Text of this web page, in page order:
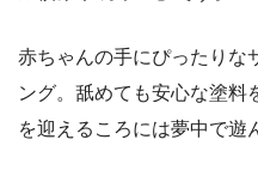
赤ちゃんの手にぴったりな
ング。舐めても安心な塗料
を迎えるころには夢中で遊